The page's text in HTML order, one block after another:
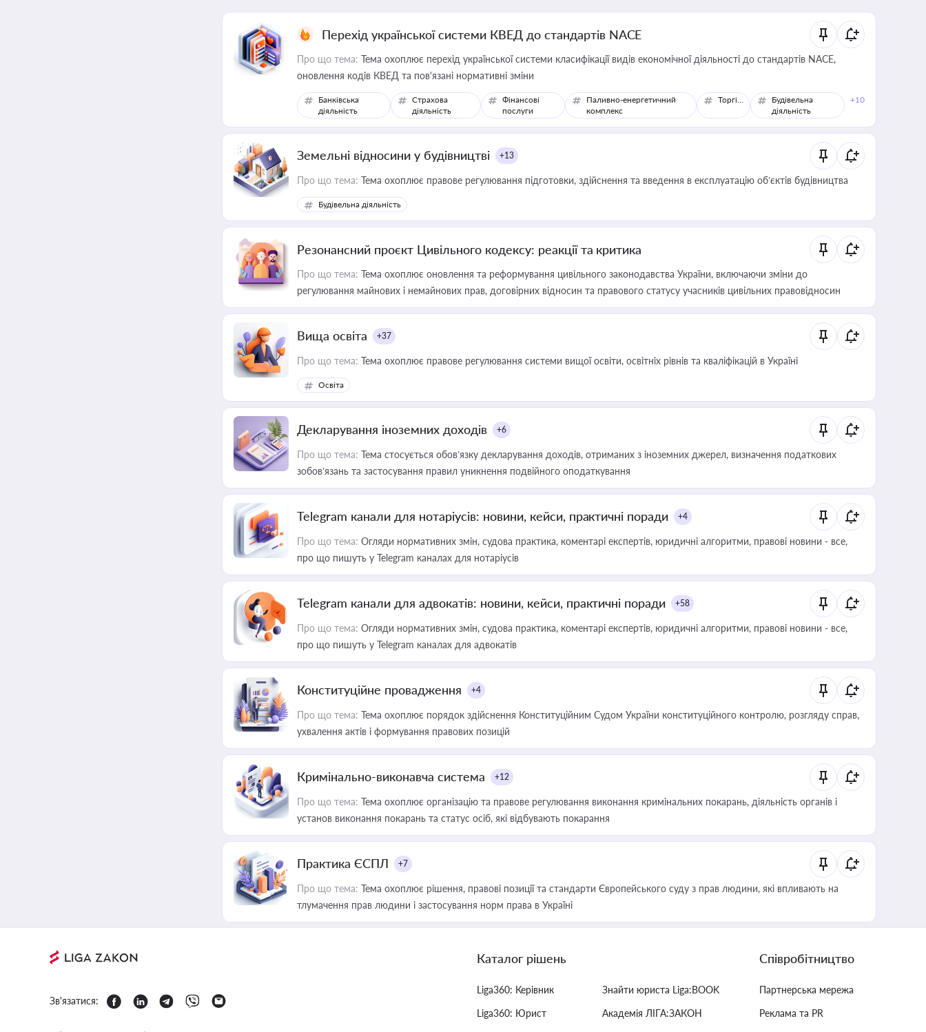
Перехід української системи КВЕД до стандартів NACE
Про що тема: Тема охоплює перехід української системи класифікації видів економічної діяльності до стандартів NACE,
оновлення кодів КВЕД та пов'язані нормативні зміни
Банківська
діяльність
Страхова
діяльність
Фінансові
послуги
Паливно-енергетичний
комплекс
Торгівля
Будівельна
діяльність
+10
Земельні відносини у будівництві +13
Про що тема: Тема охоплює правове регулювання підготовки, здійснення та введення в експлуатацію об’єктів будівництва
Будівельна діяльність
Резонансний проєкт Цивільного кодексу: реакції та критика
Про що тема: Тема охоплює оновлення та реформування цивільного законодавства України, включаючи зміни до
регулювання майнових і немайнових прав, договірних відносин та правового статусу учасників цивільних правовідносин
Вища освіта +37
Про що тема: Тема охоплює правове регулювання системи вищої освіти, освітніх рівнів та кваліфікацій в Україні
Освіта
Декларування іноземних доходів +6
Про що тема: Тема стосується обов’язку декларування доходів, отриманих з іноземних джерел, визначення податкових
зобов’язань та застосування правил уникнення подвійного оподаткування
Telegram канали для нотаріусів: новини, кейси, практичні поради +4
Про що тема: Огляди нормативних змін, судова практика, коментарі експертів, юридичні алгоритми, правові новини - все,
про що пишуть у Telegram каналах для нотаріусів
Telegram канали для адвокатів: новини, кейси, практичні поради +58
Про що тема: Огляди нормативних змін, судова практика, коментарі експертів, юридичні алгоритми, правові новини - все,
про що пишуть у Telegram каналах для адвокатів
Конституційне провадження +4
Про що тема: Тема охоплює порядок здійснення Конституційним Судом України конституційного контролю, розгляду справ,
ухвалення актів і формування правових позицій
Кримінально-виконавча система +12
Про що тема: Тема охоплює організацію та правове регулювання виконання кримінальних покарань, діяльність органів і
установ виконання покарань та статус осіб, які відбувають покарання
Практика ЄСПЛ +7
Про що тема: Тема охоплює рішення, правові позиції та стандарти Європейського суду з прав людини, які впливають на
тлумачення прав людини і застосування норм права в Україні
Зв'язатися:
Каталог рішень
Liga360: Керівник
Liga360: Юрист
Знайти юриста Liga:BOOK
Академія ЛІГА:ЗАКОН
Співробітництво
Партнерська мережа
Реклама та PR